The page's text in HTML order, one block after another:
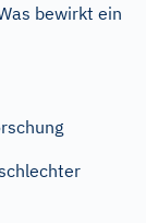
bewirkt ein